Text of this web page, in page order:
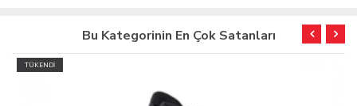
Bu Kategorinin En Çok Satanları
TÜKENDİ